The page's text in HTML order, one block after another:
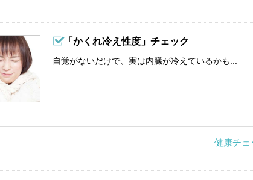
「かくれ冷え性度」チェック
自覚がないだけで、実は内臓が冷えているかも...
健康チェ